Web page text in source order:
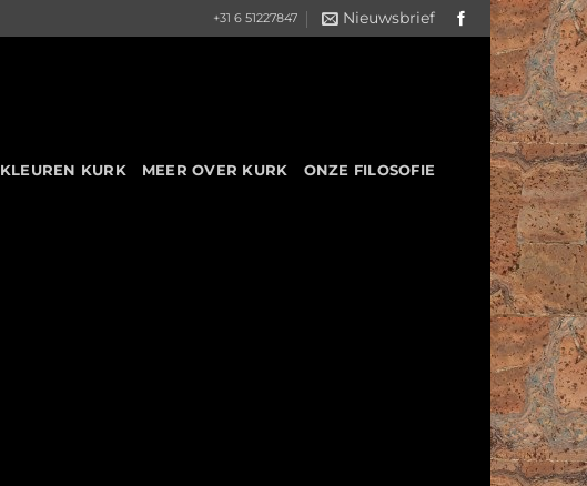
+31 6 51227847 Nieuwsbrief
KLEUREN KURK MEER OVER KURK ONZE FILOSOFIE